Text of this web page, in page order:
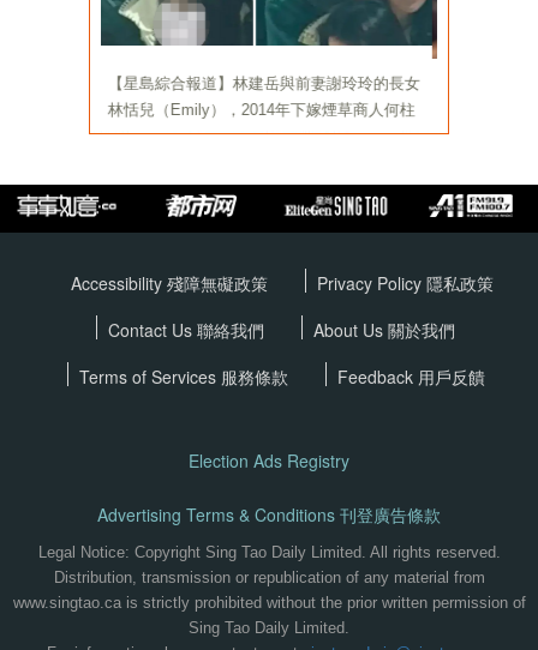
Accessibility 殘障無礙政策 Privacy Policy 隱私政策
Contact Us 聯絡我們
About Us 關於我們
Terms of Services 服務條款 Feedback 用戶反饋
Election Ads Registry
Advertising Terms & Conditions 刊登廣告條款
Legal Notice: Copyright Sing Tao Daily Limited. All rights reserved.
Distribution, transmission or republication of any material from
www.singtao.ca is strictly prohibited without the prior written permission of
Sing Tao Daily Limited.